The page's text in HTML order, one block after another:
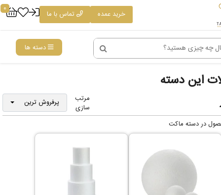
خرید عمده تماس با ما
0
دسته ها
این دسته
مرتب
سازی
پرفروش ترین